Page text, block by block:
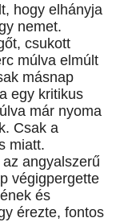
hogy elhányja
nemet.
csukott
múlva elmúlt
másnap
egy kritikus
már nyoma
Csak a
miatt.
angyalszerű
végigpergette
és
érezte, fontos